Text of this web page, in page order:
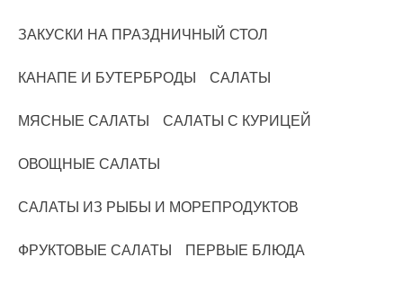
ЗАКУСКИ НА ПРАЗДНИЧНЫЙ СТОЛ
КАНАПЕ И БУТЕРБРОДЫ САЛАТЫ
МЯСНЫЕ САЛАТЫ САЛАТЫ С КУРИЦЕЙ
ОВОЩНЫЕ САЛАТЫ
САЛАТЫ ИЗ РЫБЫ И МОРЕПРОДУКТОВ
ФРУКТОВЫЕ САЛАТЫ ПЕРВЫЕ БЛЮДА